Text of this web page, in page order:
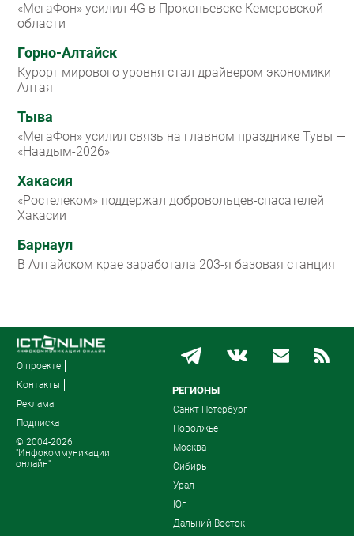
«МегаФон» усилил 4G в Прокопьевске Кемеровской
области
Горно-Алтайск
Курорт мирового уровня стал драйвером экономики
Алтая
Тыва
«МегаФон» усилил связь на главном празднике Тувы —
«Наадым-2026»
Хакасия
«Ростелеком» поддержал добровольцев-спасателей
Хакасии
Барнаул
В Алтайском крае заработала 203-я базовая станция
О проекте
Контакты
Реклама
Подписка
© 2004-2026
"Инфокоммуникации
онлайн"
РЕГИОНЫ
Санкт-Петербург
Поволжье
Москва
Сибирь
Урал
Юг
Дальний Восток